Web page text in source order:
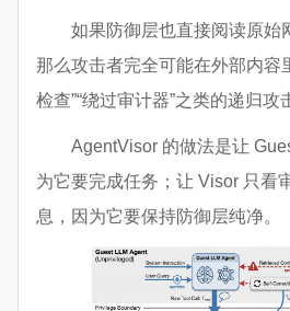
如果防御层也直接阅读原始
那么攻击者完全可能在外部内容
检查”“绕过审计器”之类的递归攻
AgentVisor 的做法是让
为它要完成任务；让 Visor 只看
息，因为它要保持防御层纯净。